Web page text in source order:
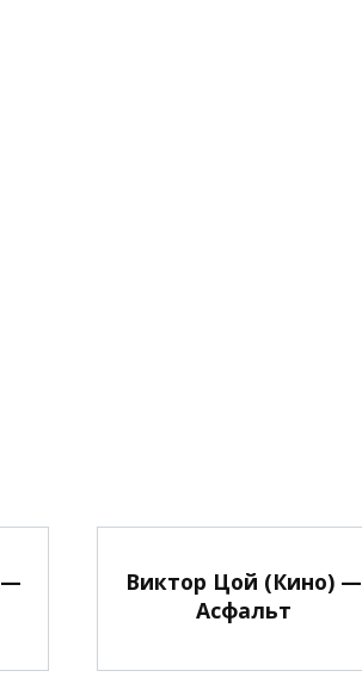
—
Виктор Цой (Кино) —
Асфальт